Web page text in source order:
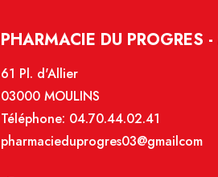
PHARMACIE DU PROGRES
61 Pl. d'Allier
03000 MOULINS
Téléphone: 04.70.44.02.41
pharmacieduprogres03@gmailcom